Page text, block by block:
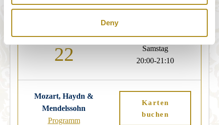
Deny
Programm
buchen
22
Samstag
20:00-21:10
Mozart, Haydn &
Mendelssohn
Programm
Karten
buchen